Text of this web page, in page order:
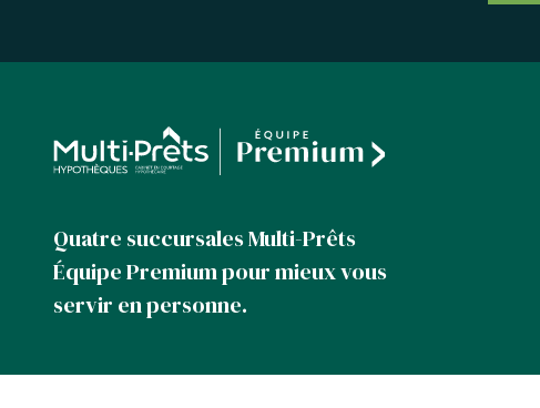
Quatre succursales Multi-Prêts
Équipe Premium pour mieux vous
servir en personne.